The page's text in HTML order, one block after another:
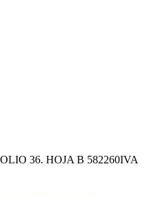
36. HOJA B 582260IVA